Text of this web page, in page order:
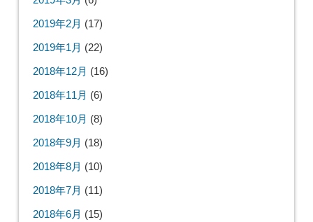
2019年2月 (17)
2019年1月 (22)
2018年12月 (16)
2018年11月 (6)
2018年10月 (8)
2018年9月 (18)
2018年8月 (10)
2018年7月 (11)
2018年6月 (15)